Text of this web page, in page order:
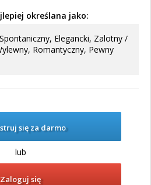
określana jako:
Elegancki, Zalotny /
Romantyczny, Pewny
się za darmo
lub
Zaloguj się